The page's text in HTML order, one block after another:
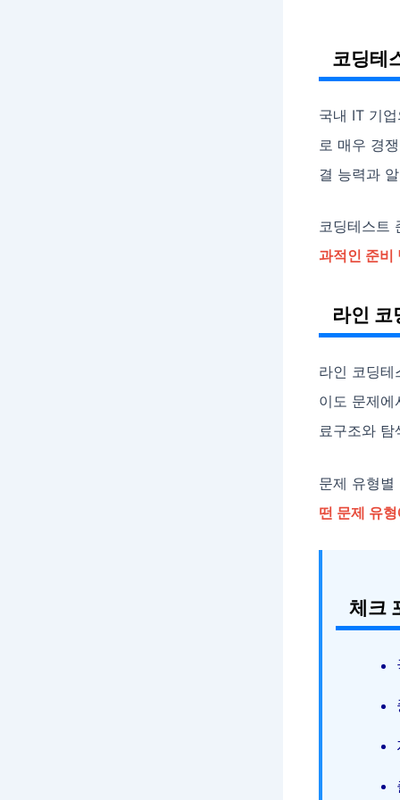
코딩테
국내 IT 기
로 매우 경
결 능력과
코딩테스트
과적인 준비
라인 코
라인 코딩
이도 문제
료구조와 탐
문제 유형
떤 문제 유
체크